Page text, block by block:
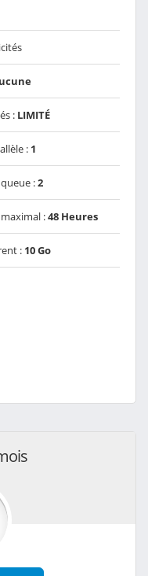
: LIMITÉ
: 1
:2
:48 Heures
: 10 Go